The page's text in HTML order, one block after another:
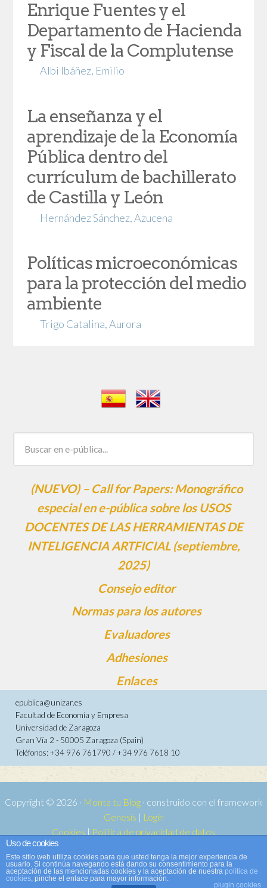
Enrique Fuentes y el
Departamento de Hacienda
y Fiscal de la Complutense
Albi Ibáñez, Emilio
La enseñanza y el
aprendizaje de la Economía
Pública dentro del
currículum de bachillerato
de Castilla y León
Hernández Sánchez, Azucena
Políticas microeconómicas
para la protección del medio
ambiente
Trigo Catalina, Aurora
(NUEVO) – Call for Papers: Monográfico
especial en e-pública sobre los USOS
DOCENTES DE LAS HERRAMIENTAS DE
INTELIGENCIA ARTFICIAL (septiembre,
2025)
Consejo editor
Normas para los autores
Evaluadores
Adhesiones
Enlaces
epublica@unizar.es
Facultad de Economía y Empresa
Universidad de Zaragoza
Gran Vía 2 - 50005 Zaragoza (Spain)
Teléfonos: +34 976 761790 / +34 976 7618 10
Copyright © 2026 · Monta tu Blog· construido con el framework
Genesis | Login
Cookies | Política de privacidad de datos
Copyright © 2026 ·
WordPress·Acceder
Uso de cookies
Este sitio web utiliza cookies para que usted tenga la mejor experiencia de
usuario. Si continúa navegando está dando su consentimiento para la
aceptación de las mencionadas cookies y la aceptación de nuestra política de
cookies, pinche el enlace para mayor información.
plugin cookies